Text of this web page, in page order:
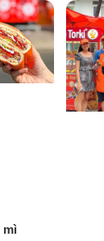
mì